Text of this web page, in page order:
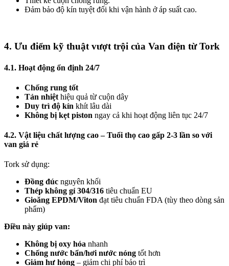
Đảm bảo độ kín tuyệt đối khi vận hành ở áp suất cao.
4. Ưu điểm kỹ thuật vượt trội của Van điện từ Tork
4.1. Hoạt động ổn định 24/7
Chống rung tốt
Tản nhiệt hiệu quả từ cuộn dây
Duy trì độ kín khít lâu dài
Không bị kẹt piston ngay cả khi hoạt động liên tục 24/7
4.2. Vật liệu chất lượng cao – Tuổi thọ cao gấp 2-3 lần so với
van giá rẻ
Tork sử dụng:
Đồng đúc nguyên khối
Thép không gỉ 304/316 tiêu chuẩn EU
Gioăng EPDM/Viton đạt tiêu chuẩn FDA (tùy theo dòng sản
phẩm)
Điều này giúp van:
Không bị oxy hóa nhanh
Chống nước bẩn/hơi nước nóng tốt hơn
Giảm hư hỏng – giảm chi phí bảo trì